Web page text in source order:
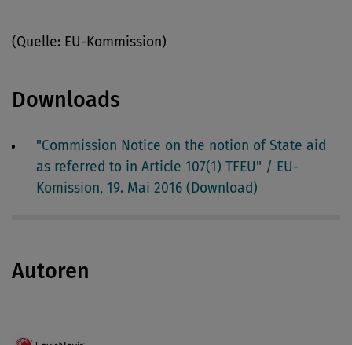
(Quelle: EU-Kommission)
Downloads
"Commission Notice on the notion of State aid
as referred to in Article 107(1) TFEU" / EU-
Komission, 19. Mai 2016 (Download)
Autoren